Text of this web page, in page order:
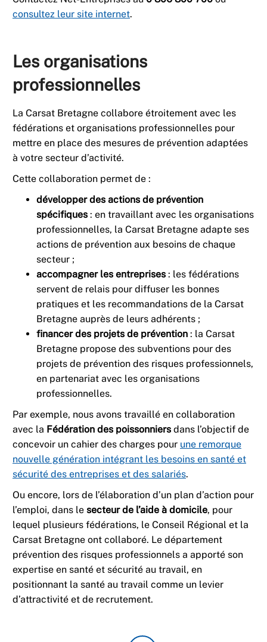
consultez leur site internet.
Les organisations
professionnelles
La Carsat Bretagne collabore étroitement avec les
fédérations et organisations professionnelles pour
mettre en place des mesures de prévention adaptées
à votre secteur d’activité.
Cette collaboration permet de :
développer des actions de prévention
spécifiques : en travaillant avec les organisations
professionnelles, la Carsat Bretagne adapte ses
actions de prévention aux besoins de chaque
secteur ;
accompagner les entreprises : les fédérations
servent de relais pour diffuser les bonnes
pratiques et les recommandations de la Carsat
Bretagne auprès de leurs adhérents ;
financer des projets de prévention : la Carsat
Bretagne propose des subventions pour des
projets de prévention des risques professionnels,
en partenariat avec les organisations
professionnelles.
Par exemple, nous avons travaillé en collaboration
avec la Fédération des poissonniers dans l’objectif de
concevoir un cahier des charges pour une remorque
nouvelle génération intégrant les besoins en santé et
sécurité des entreprises et des salariés.
Ou encore, lors de l’élaboration d’un plan d’action pour
l’emploi, dans le secteur de l’aide à domicile, pour
lequel plusieurs fédérations, le Conseil Régional et la
Carsat Bretagne ont collaboré. Le département
prévention des risques professionnels a apporté son
expertise en santé et sécurité au travail, en
positionnant la santé au travail comme un levier
d’attractivité et de recrutement.